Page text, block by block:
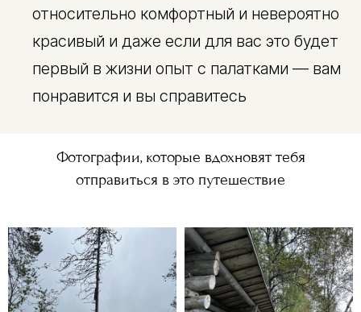
относительно комфортный и невероятно
красивый и даже если для вас это будет
первый в жизни опыт с палатками — вам
понравится и вы справитесь
Фотографии, которые вдохновят тебя
отправиться в это путешествие